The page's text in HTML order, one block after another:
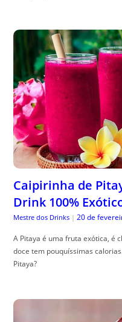
Caipirinha de
Drink 100%
Mestre dos Drinks | 20 de
A Pitaya é uma fruta exótica, é
doce tem pouquíssimas
Pitaya?